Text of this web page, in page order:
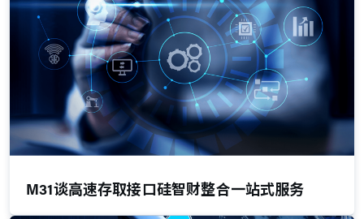
M31谈高速存取接口硅智财整合一站式服务